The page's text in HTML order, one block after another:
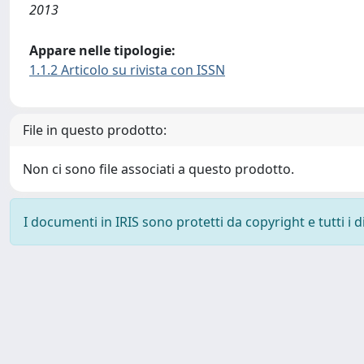
2013
Appare nelle tipologie:
1.1.2 Articolo su rivista con ISSN
File in questo prodotto:
Non ci sono file associati a questo prodotto.
I documenti in IRIS sono protetti da copyright e tutti i